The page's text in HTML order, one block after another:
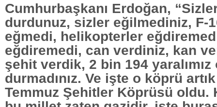
Cumhurbaşkanı Erdoğan,
durdunuz, sizler eğilmediniz, F-
eğmedi, helikopterler
eğdiremedi, can verdiniz, kan
şehit verdik, 2 bin 194
durmadınız. Ve işte o köprü
Temmuz Şehitler Köprüsü oldu.